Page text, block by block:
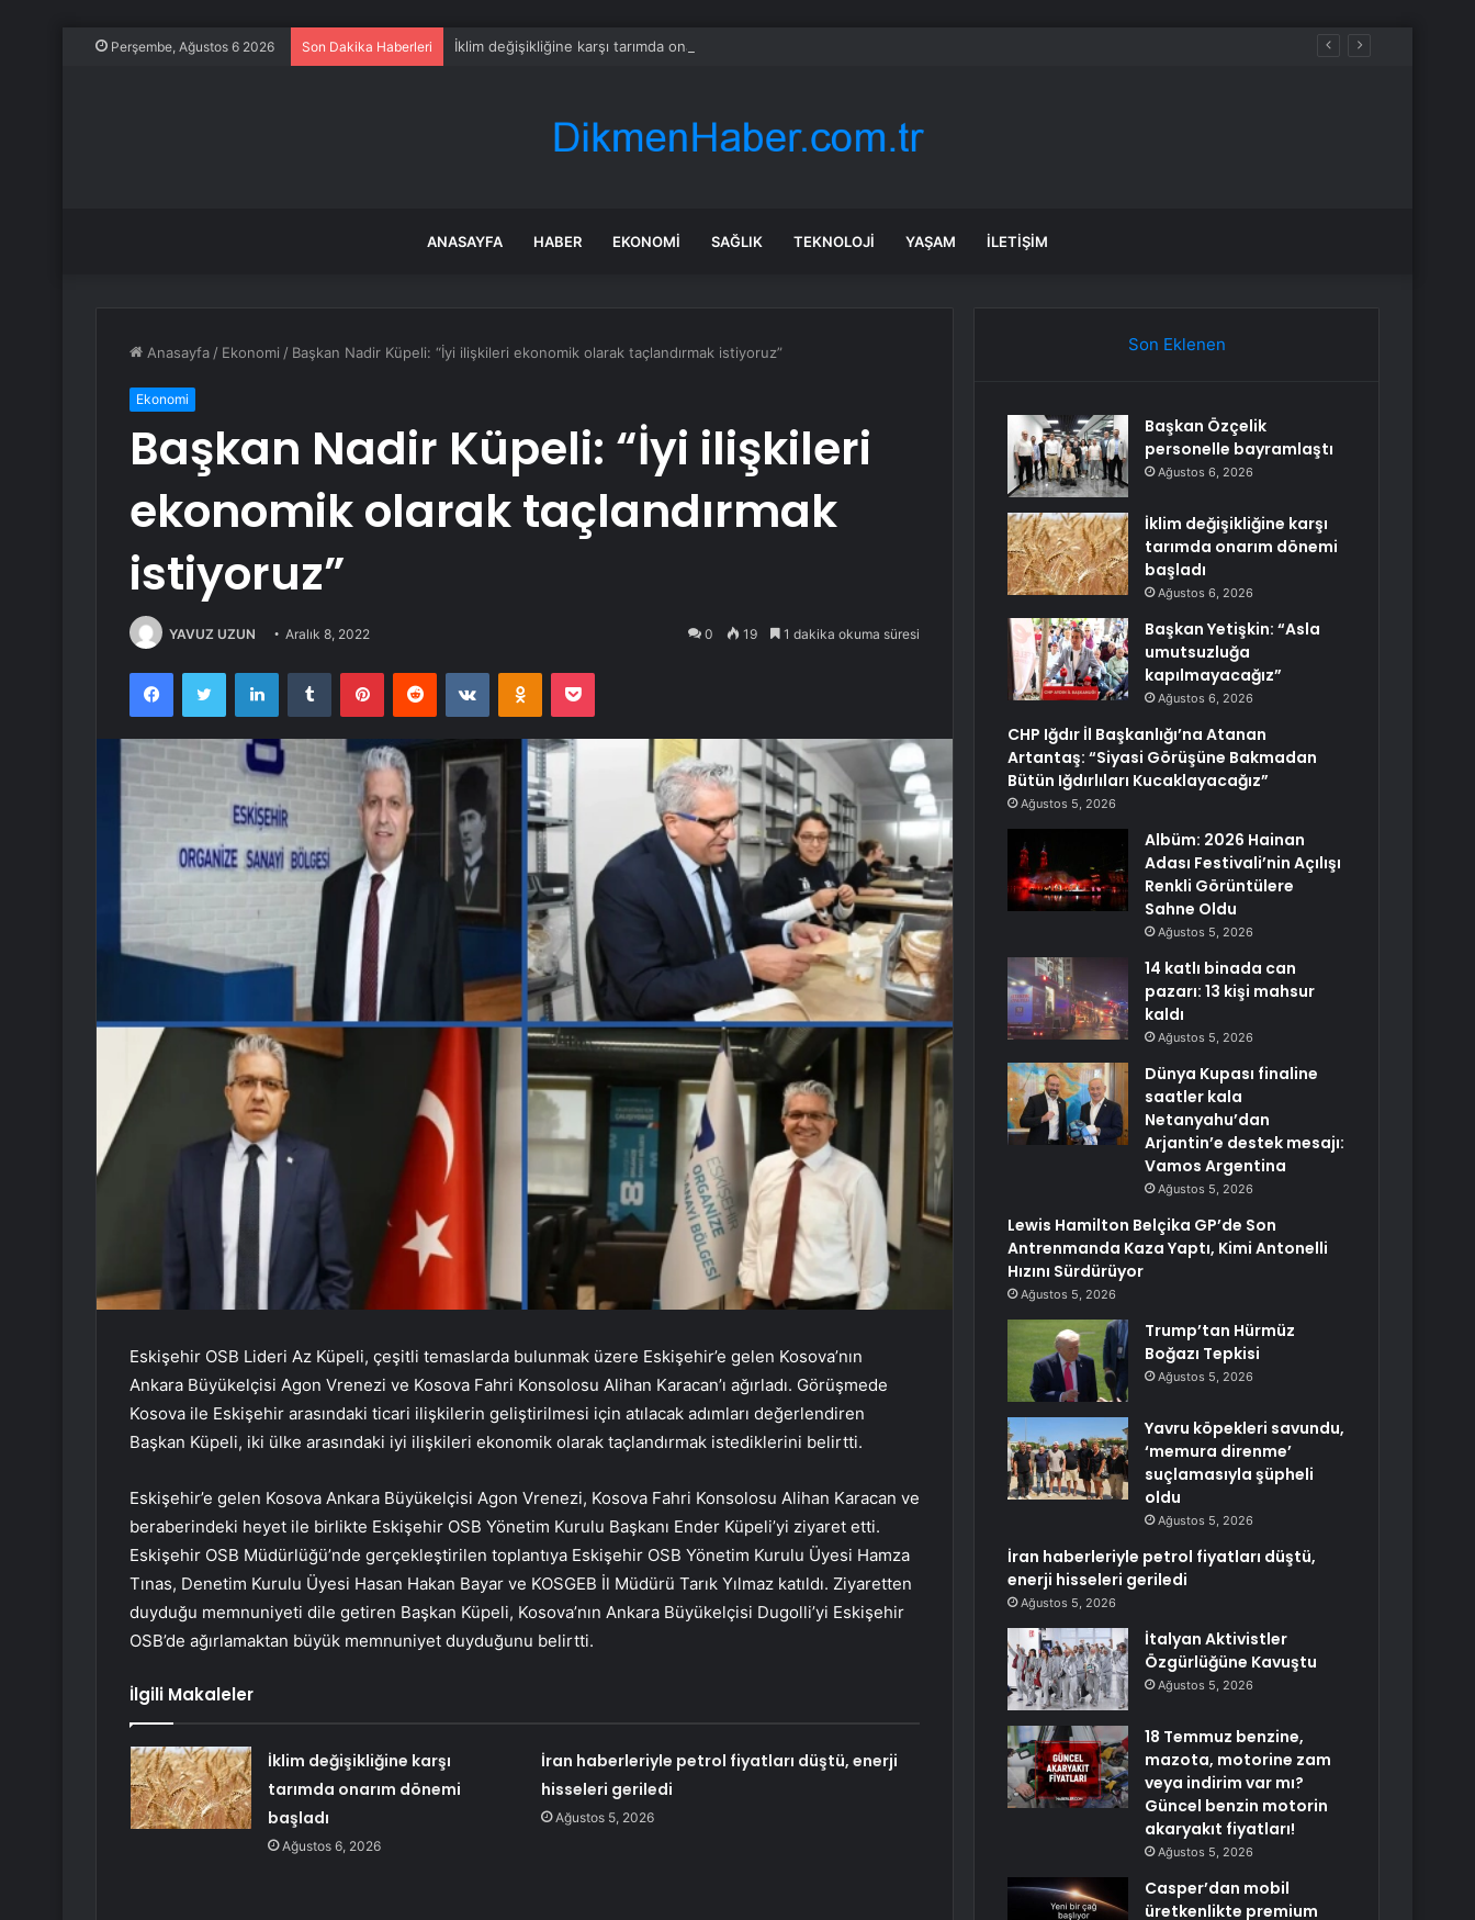
Perşembe, Ağustos 6 2026 Son Dakika Haberleri İklim değişikliğine karşı tarımda onarım dönemi başladı
ANASAYFA HABER EKONOMI SAĞLIK TEKNOLOJI YAŞAM İLETIŞIM
Anasayfa / Ekonomi / Başkan Nadir Küpeli: “İyi ilişkileri ekonomik olarak taçlandırmak istiyoruz”
Ekonomi
Başkan Nadir Küpeli: “İyi ilişkileri
ekonomik olarak taçlandırmak
istiyoruz”
YAVUZ UZUN Aralık 8, 2022 0 19 1 dakika okuma süresi
FacebookTwitter LinkedInTumblr PinterestReddit VKontakteOdnoklassniki
Pocket
Eskişehir OSB Lideri Az Küpeli, çeşitli temaslarda bulunmak üzere Eskişehir’e gelen Kosova’nın
Ankara Büyükelçisi Agon Vrenezi ve Kosova Fahri Konsolosu Alihan Karacan’ı ağırladı. Görüşmede
Kosova ile Eskişehir arasındaki ticari ilişkilerin geliştirilmesi için atılacak adımları değerlendiren
Başkan Küpeli, iki ülke arasındaki iyi ilişkileri ekonomik olarak taçlandırmak istediklerini belirtti.
Eskişehir’e gelen Kosova Ankara Büyükelçisi Agon Vrenezi, Kosova Fahri Konsolosu Alihan Karacan ve
beraberindeki heyet ile birlikte Eskişehir OSB Yönetim Kurulu Başkanı Ender Küpeli’yi ziyaret etti.
Eskişehir OSB Müdürlüğü’nde gerçekleştirilen toplantıya Eskişehir OSB Yönetim Kurulu Üyesi Hamza
Tınas, Denetim Kurulu Üyesi Hasan Hakan Bayar ve KOSGEB İl Müdürü Tarık Yılmaz katıldı. Ziyaretten
duyduğu memnuniyeti dile getiren Başkan Küpeli, Kosova’nın Ankara Büyükelçisi Dugolli’yi Eskişehir
OSB’de ağırlamaktan büyük memnuniyet duyduğunu belirtti.
İlgili Makaleler
İklim değişikliğine karşı
tarımda onarım dönemi
başladı
Ağustos 6, 2026
İran haberleriyle petrol fiyatları düştü, enerji
hisseleri geriledi
Ağustos 5, 2026
Son Eklenen
Başkan Özçelik
personelle bayramlaştı
Ağustos 6, 2026
İklim değişikliğine karşı
tarımda onarım dönemi
başladı
Ağustos 6, 2026
Başkan Yetişkin: “Asla
umutsuzluğa
kapılmayacağız”
Ağustos 6, 2026
CHP Iğdır İl Başkanlığı’na Atanan
Artantaş: “Siyasi Görüşüne Bakmadan
Bütün Iğdırlıları Kucaklayacağız”
Ağustos 5, 2026
Albüm: 2026 Hainan
Adası Festivali’nin Açılışı
Renkli Görüntülere
Sahne Oldu
Ağustos 5, 2026
14 katlı binada can
pazarı: 13 kişi mahsur
kaldı
Ağustos 5, 2026
Dünya Kupası finaline
saatler kala
Netanyahu’dan
Arjantin’e destek mesajı:
Vamos Argentina
Ağustos 5, 2026
Lewis Hamilton Belçika GP’de Son
Antrenmanda Kaza Yaptı, Kimi Antonelli
Hızını Sürdürüyor
Ağustos 5, 2026
Trump’tan Hürmüz
Boğazı Tepkisi
Ağustos 5, 2026
Yavru köpekleri savundu,
‘memura direnme’
suçlamasıyla şüpheli
oldu
Ağustos 5, 2026
İran haberleriyle petrol fiyatları düştü,
enerji hisseleri geriledi
Ağustos 5, 2026
İtalyan Aktivistler
Özgürlüğüne Kavuştu
Ağustos 5, 2026
18 Temmuz benzine,
mazota, motorine zam
veya indirim var mı?
Güncel benzin motorin
akaryakıt fiyatları!
Ağustos 5, 2026
Casper’dan mobil
üretkenlikte premium